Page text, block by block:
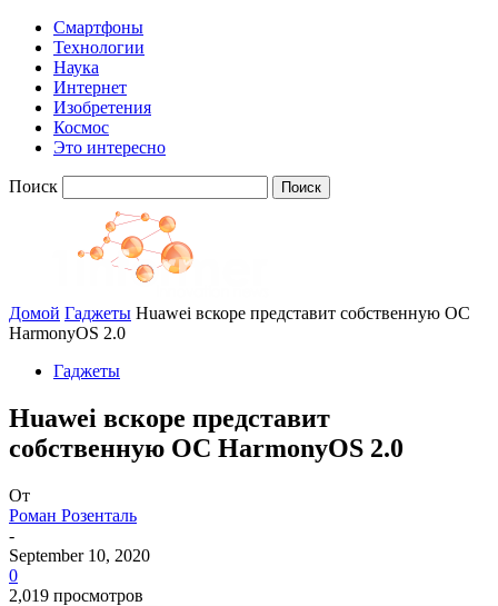
Смартфоны
Технологии
Наука
Интернет
Изобретения
Космос
Это интересно
Поиск
Домой Гаджеты Huawei вскоре представит собственную ОС
HarmonyOS 2.0
Гаджеты
Huawei вскоре представит
собственную ОС HarmonyOS 2.0
От
Роман Розенталь
-
September 10, 2020
0
2,019 просмотров